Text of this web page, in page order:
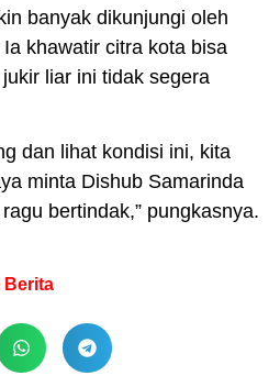
banyak dikunjungi oleh
khawatir citra kota bisa
liar ini tidak segera
dan lihat kondisi ini, kita
minta Dishub Samarinda
bertindak,” pungkasnya.
Berita